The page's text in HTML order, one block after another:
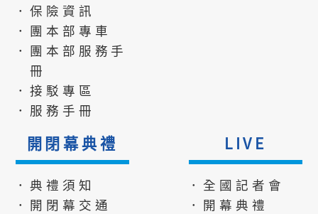
．保險資訊
．團本部專車
．團本部服務手
冊
．接駁專區
．服務手冊
開閉幕典禮
．典禮須知
．開閉幕交通
LIVE
．全國記者會
．開幕典禮